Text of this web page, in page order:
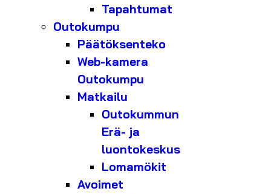
Tapahtumat
Outokumpu
Päätöksenteko
Web-kamera
Outokumpu
Matkailu
Outokummun
Erä- ja
luontokeskus
Lomamökit
Avoimet